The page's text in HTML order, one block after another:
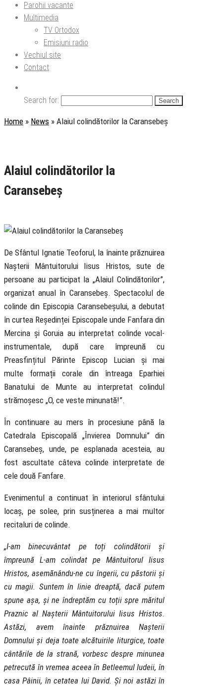
Parohii vacante
Multimedia
TV Ortodox
Emisiuni radio
Vechiul site
Contact
Search for:
Home » News » Alaiul colindătorilor la Caransebeș
Alaiul colindătorilor la
Caransebeș
De Sfântul Ignatie Teoforul, la înainte prăznuirea
Nașterii Mântuitorului Iisus Hristos, sute de
persoane au participat la „Alaiul Colindătorilor”,
organizat anual în Caransebeș. Spectacolul de
colinde din Episcopia Caransebeșului, a debutat
în curtea Reședinței Episcopale unde Fanfara din
Mercina și Goruia au interpretat colinde vocal-
instrumentale, după care împreună cu
Preasfințitul Părinte Episcop Lucian și mai
multe formații corale din întreaga Eparhiei
Banatului de Munte au interpretat colindul
strămoșesc „O, ce veste minunată!”.
În continuare au mers în procesiune până la
Catedrala Episcopală „Învierea Domnului” din
Caransebeș, unde, pe esplanada acesteia, au
fost ascultate câteva colinde interpretate de
cele două Fanfare.
Evenimentul a continuat în interiorul sfântului
locaș, pe solee, prin susținerea a mai multor
recitaluri de colinde.
„I-am binecuvântat pe toți colindătorii și
împreună L-am colindat pe Mântuitorul Iisus
Hristos, asemănându-ne cu îngerii, cu păstorii și
cu magii. Suntem în linie dreaptă, dacă putem
spune așa, și ne îndreptăm cu toții spre măritul
Praznic al Nașterii Mântuitorului Iisus Hristos.
Astăzi, avem înainte prăznuirea Nașterii
Domnului și deja toate alcătuirile liturgice, toate
cântările de la strană, vorbesc despre minunea
petrecută în vremea aceea în Betleemul Iudeii, în
casa Pâinii, în cetatea lui David. Și noi astăzi în